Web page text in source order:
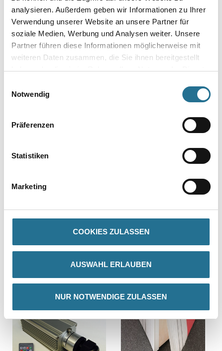
analysieren. Außerdem geben wir Informationen zu Ihrer
Verwendung unserer Website an unsere Partner für
soziale Medien, Werbung und Analysen weiter. Unsere
Partner führen diese Informationen möglicherweise mit
weiteren Daten zusammen, die Sie ihnen bereitgestellt
haben oder die sie im Rahmen Ihrer Nutzung der Dienste
Notwendig
Präferenzen
Statistiken
Marketing
COOKIES ZULASSEN
AUSWAHL ERLAUBEN
NUR NOTWENDIGE ZULASSEN
Andrückschwamm Zubehör
Bitte einloggen, um Preise zu
für Sanitär- und bodenfugen
Bitte einloggen, um Preise zu
Bitte einloggen, um Preise zu
Marburg Art Luminaire Funk-
Tapezierzubehör
Bitte einloggen, um Preise zu
sehen